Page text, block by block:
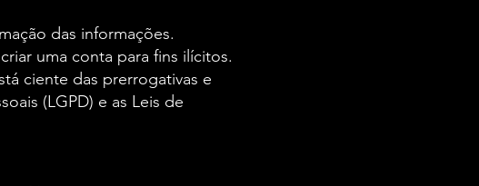
das informações.
uma conta para fins ilícitos.
ciente das prerrogativas e
(LGPD) e as Leis de